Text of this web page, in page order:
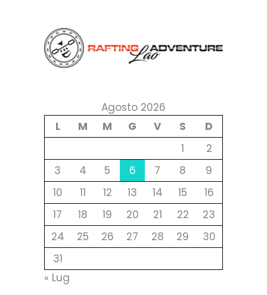
Agosto 2026
L
M M G V S
D
1
2
3
4 5 6 7 8
9
10
11 12 13 14 15
16
17
18 19 20 21 22
23
24
25 26 27 28 29
30
31
« Lug